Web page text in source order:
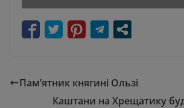
Пам’ятник княгині Ользі
Каштани на Хрещатику